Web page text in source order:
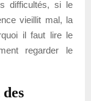
difficultés, si le
vieillit mal, la
il faut lire le
regarder le